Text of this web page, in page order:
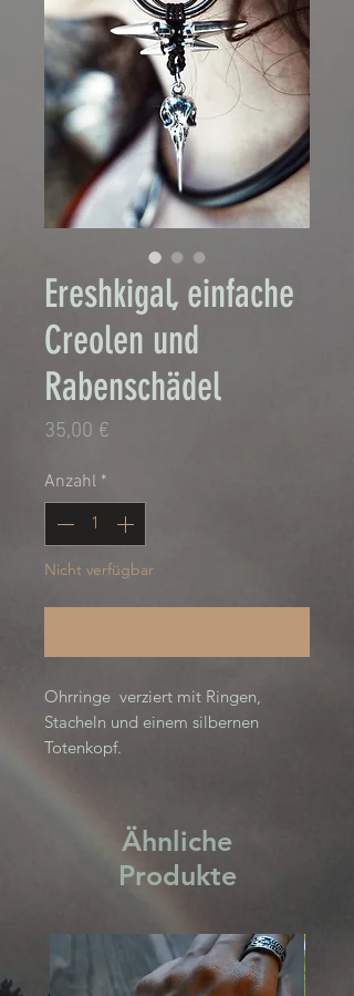
Ereshkigal, einfache
Creolen und
Rabenschädel
35,00 €
Anzahl *
Nicht verfügbar
Ohrringe verziert mit Ringen,
Stacheln und einem silbernen
Totenkopf.
Ähnliche
Produkte